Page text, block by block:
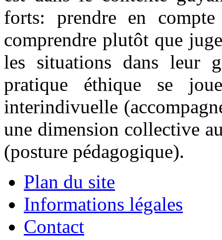
forts: prendre en
comprendre plutôt que
les situations dans leur
pratique éthique se
interindivuelle
une dimension collective
(posture pédagogique).
Plan du site
Informations légales
Contact